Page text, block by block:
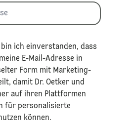
ich einverstanden, dass
E-Mail-Adresse in
Form mit Marketing-
damit Dr. Oetker und
auf ihren Plattformen
für personalisierte
können.